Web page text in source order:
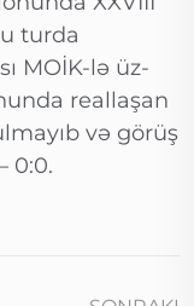
turda
MOİK-lə üz-
reallaşan
və görüş
0:0.